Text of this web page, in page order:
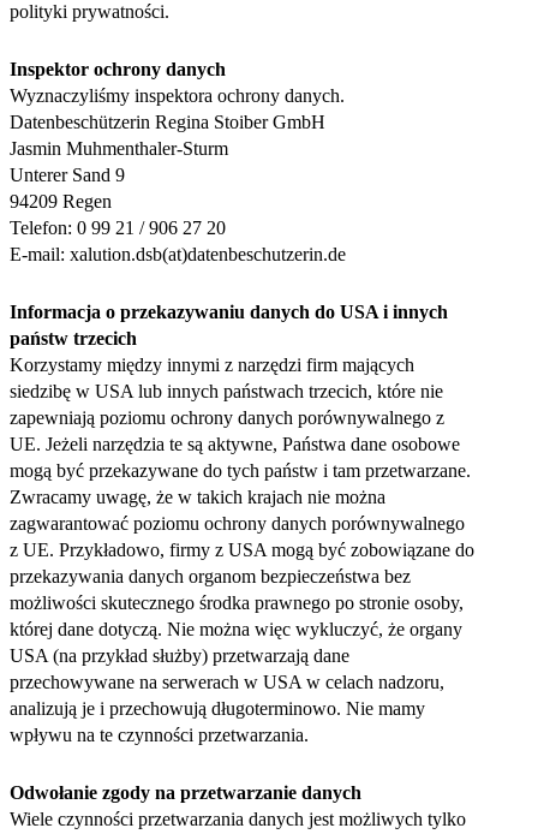
polityki prywatności.
Inspektor ochrony danych
Wyznaczyliśmy inspektora ochrony danych.
Datenbeschützerin Regina Stoiber GmbH
Jasmin Muhmenthaler-Sturm
Unterer Sand 9
94209 Regen
Telefon: 0 99 21 / 906 27 20
E-mail: xalution.dsb(at)datenbeschutzerin.de
Informacja o przekazywaniu danych do USA i innych
państw trzecich
Korzystamy między innymi z narzędzi firm mających
siedzibę w USA lub innych państwach trzecich, które nie
zapewniają poziomu ochrony danych porównywalnego z
UE. Jeżeli narzędzia te są aktywne, Państwa dane osobowe
mogą być przekazywane do tych państw i tam przetwarzane.
Zwracamy uwagę, że w takich krajach nie można
zagwarantować poziomu ochrony danych porównywalnego
z UE. Przykładowo, firmy z USA mogą być zobowiązane do
przekazywania danych organom bezpieczeństwa bez
możliwości skutecznego środka prawnego po stronie osoby,
której dane dotyczą. Nie można więc wykluczyć, że organy
USA (na przykład służby) przetwarzają dane
przechowywane na serwerach w USA w celach nadzoru,
analizują je i przechowują długoterminowo. Nie mamy
wpływu na te czynności przetwarzania.
Odwołanie zgody na przetwarzanie danych
Wiele czynności przetwarzania danych jest możliwych tylko